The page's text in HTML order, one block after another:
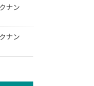
ナン
ナン